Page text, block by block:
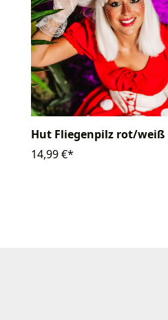
Hut Fliegenpilz rot/weiß
14,99 €*